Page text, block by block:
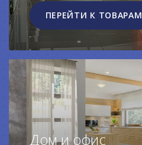
ПЕРЕЙТИ К ТОВАРАМ
Дом и офис